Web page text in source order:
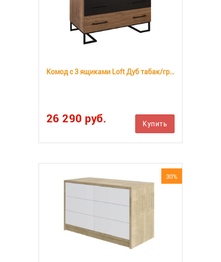
Комод с 3 ящиками Loft Дуб табак/графит
26 290 руб. Купить
30%